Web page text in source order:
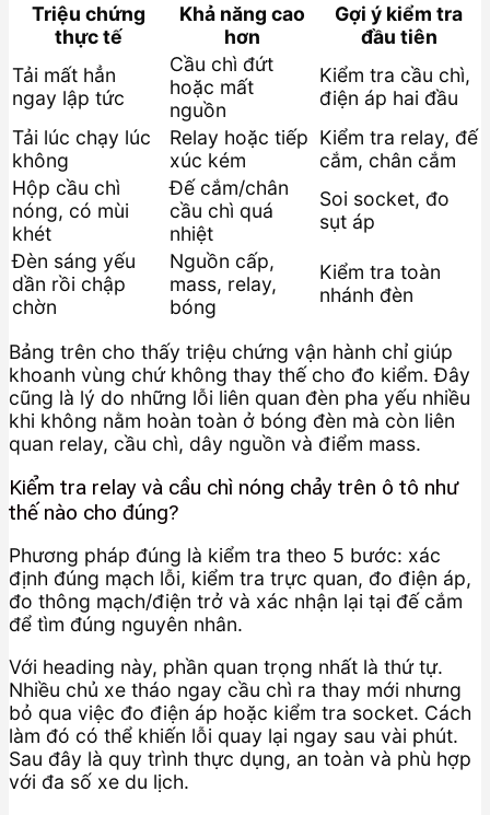
Triệu chứng
thực tế
Khả năng cao
hơn
Gợi ý kiểm tra
đầu tiên
Tải mất hẳn
ngay lập tức
Cầu chì đứt
hoặc mất
nguồn
Kiểm tra cầu chì,
điện áp hai đầu
Tải lúc chạy lúc
không
Relay hoặc tiếp
xúc kém
Kiểm tra relay, đế
cắm, chân cắm
Hộp cầu chì
nóng, có mùi
khét
Đế cắm/chân
cầu chì quá
nhiệt
Soi socket, đo
sụt áp
Đèn sáng yếu
dần rồi chập
chờn
Nguồn cấp,
mass, relay,
bóng
Kiểm tra toàn
nhánh đèn
Bảng trên cho thấy triệu chứng vận hành chỉ giúp
khoanh vùng chứ không thay thế cho đo kiểm. Đây
cũng là lý do những lỗi liên quan đèn pha yếu nhiều
khi không nằm hoàn toàn ở bóng đèn mà còn liên
quan relay, cầu chì, dây nguồn và điểm mass.
Kiểm tra relay và cầu chì nóng chảy trên ô tô như
thế nào cho đúng?
Phương pháp đúng là kiểm tra theo 5 bước: xác
định đúng mạch lỗi, kiểm tra trực quan, đo điện áp,
đo thông mạch/điện trở và xác nhận lại tại đế cắm
để tìm đúng nguyên nhân.
Với heading này, phần quan trọng nhất là thứ tự.
Nhiều chủ xe tháo ngay cầu chì ra thay mới nhưng
bỏ qua việc đo điện áp hoặc kiểm tra socket. Cách
làm đó có thể khiến lỗi quay lại ngay sau vài phút.
Sau đây là quy trình thực dụng, an toàn và phù hợp
với đa số xe du lịch.